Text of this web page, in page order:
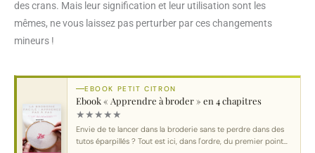
des crans. Mais leur signification et leur utilisation sont les
mêmes, ne vous laissez pas perturber par ces changements
mineurs !
EBOOK PETIT CITRON
Ebook « Apprendre à broder » en 4 chapitres
★★★★★
Envie de te lancer dans la broderie sans te perdre dans des
tutos éparpillés ? Tout est ici, dans l'ordre, du premier point